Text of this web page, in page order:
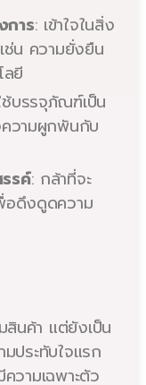
าร: เข้าใจในสิ่ง
ช่น ความยั่งยืน
ลยี
ช้บรรจุภัณฑ์เป็น
ความผูกพันกับ
รค์: กล้าที่จะ
อดึงดูดความ
นค้า แต่ยังเป็น
ประทับใจแรก
วามเฉพาะตัว